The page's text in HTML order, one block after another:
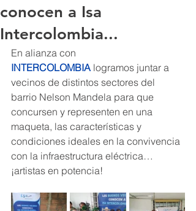
conocen a Isa
Intercolombia...
En alianza con
INTERCOLOMBIA logramos juntar a
vecinos de distintos sectores del
barrio Nelson Mandela para que
concursen y representen en una
maqueta, las características y
condiciones ideales en la convivencia
con la infraestructura eléctrica…
¡artistas en potencia!